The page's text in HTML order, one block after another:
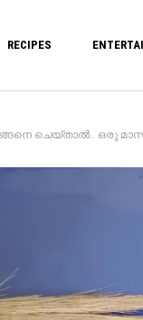
RECIPES
ഒരു മാസത്തേക്ക്